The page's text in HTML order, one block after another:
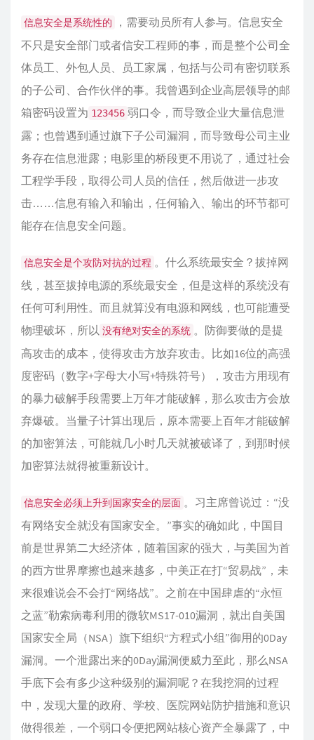
信息安全是系统性的
，需要动员所有人参与。信息安全
不只是安全部门或者信安工程师的事，而是整个公司全
体员工、外包人员、员工家属，包括与公司有密切联系
的子公司、合作伙伴的事。我曾遇到企业高层领导的邮
箱密码设置为 123456 弱口令，而导致企业大量信息泄
露；也曾遇到通过旗下子公司漏洞，而导致母公司主业
务存在信息泄露；电影里的桥段更不用说了，通过社会
工程学手段，取得公司人员的信任，然后做进一步攻
击……信息有输入和输出，任何输入、输出的环节都可
能存在信息安全问题。
信息安全是个攻防对抗的过程 。什么系统最安全？拔掉网
线，甚至拔掉电源的系统最安全，但是这样的系统没有
任何可利用性。而且就算没有电源和网线，也可能遭受
物理破坏，所以 没有绝对安全的系统 。防御要做的是提
高攻击的成本，使得攻击方放弃攻击。比如16位的高强
度密码（数字+字母大小写+特殊符号），攻击方用现有
的暴力破解手段需要上万年才能破解，那么攻击方会放
弃爆破。当量子计算出现后，原本需要上百年才能破解
的加密算法，可能就几小时几天就被破译了，到那时候
加密算法就得被重新设计。
信息安全必须上升到国家安全的层面 。习主席曾说过：“没
有网络安全就没有国家安全。”事实的确如此，中国目
前是世界第二大经济体，随着国家的强大，与美国为首
的西方世界摩擦也越来越多，中美正在打“贸易战”，未
来很难说会不会打“网络战”。之前在中国肆虐的“永恒
之蓝”勒索病毒利用的微软MS17-010漏洞，就出自美国
国家安全局（NSA）旗下组织“方程式小组”御用的0Day
漏洞。一个泄露出来的0Day漏洞便威力至此，那么NSA
手底下会有多少这种级别的漏洞呢？在我挖洞的过程
中，发现大量的政府、学校、医院网站防护措施和意识
做得很差，一个弱口令便把网站核心资产全暴露了，中